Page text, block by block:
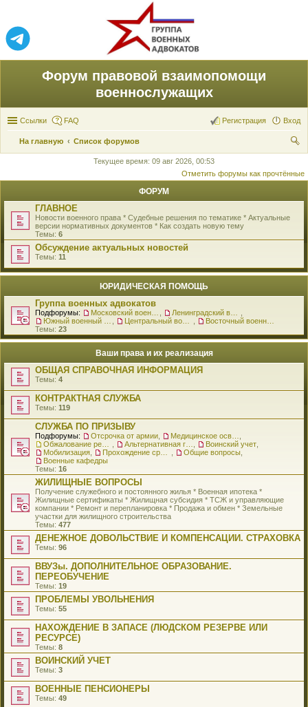
Форум правовой взаимопомощи
военнослужащих
Ссылки FAQ Вход
Регистрация
На главную
Список форумов
ск
Текущее время: 09 авг 2026, 00:53
Отметить форумы как прочтённые
ФОРУМ
ГЛАВНОЕ
Новости военного права * Судебные решения по тематике * Актуальные
версии нормативных документов * Как создать новую тему
Темы: 6
Обсуждение актуальных новостей
Темы: 11
ЮРИДИЧЕСКАЯ ПОМОЩЬ
Группа военных адвокатов
Подфорумы:
Темы: 23
Ваши права и их реализация
ОБЩАЯ СПРАВОЧНАЯ ИНФОРМАЦИЯ
Темы: 4
КОНТРАКТНАЯ СЛУЖБА
Темы: 119
СЛУЖБА ПО ПРИЗЫВУ
Подфорумы: Отсрочка от армии
Воинский учет
Мобилизация
Общие вопросы
Военные кафедры
Темы: 16
ЖИЛИЩНЫЕ ВОПРОСЫ
Получение служебного и постоянного жилья * Военная ипотека *
Жилищные сертификаты * Жилищная субсидия * ТСЖ и управляющие
компании * Ремонт и перепланировка * Продажа и обмен * Земельные
участки для жилищного строительства
Темы: 477
ДЕНЕЖНОЕ ДОВОЛЬСТВИЕ И КОМПЕНСАЦИИ. СТРАХОВКА
Темы: 96
ВВУЗы. ДОПОЛНИТЕЛЬНОЕ ОБРАЗОВАНИЕ.
ПЕРЕОБУЧЕНИЕ
Темы: 19
ПРОБЛЕМЫ УВОЛЬНЕНИЯ
Темы: 55
НАХОЖДЕНИЕ В ЗАПАСЕ (ЛЮДСКОМ РЕЗЕРВЕ ИЛИ
РЕСУРСЕ)
Темы: 8
ВОИНСКИЙ УЧЕТ
Темы: 3
ВОЕННЫЕ ПЕНСИОНЕРЫ
Темы: 49